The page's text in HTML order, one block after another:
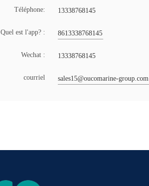
Téléphone: 13338768145
Quel est l'app? : 8613338768145
Wechat : 13338768145
courriel sales15@oucomarine-group.com